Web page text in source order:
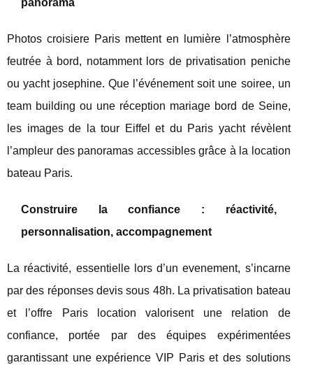
panorama
Photos croisiere Paris mettent en lumière l’atmosphère
feutrée à bord, notamment lors de privatisation peniche
ou yacht josephine. Que l’événement soit une soiree, un
team building ou une réception mariage bord de Seine,
les images de la tour Eiffel et du Paris yacht révèlent
l’ampleur des panoramas accessibles grâce à la location
bateau Paris.
Construire la confiance : réactivité,
personnalisation, accompagnement
La réactivité, essentielle lors d’un evenement, s’incarne
par des réponses devis sous 48h. La privatisation bateau
et l’offre Paris location valorisent une relation de
confiance, portée par des équipes expérimentées
garantissant une expérience VIP Paris et des solutions